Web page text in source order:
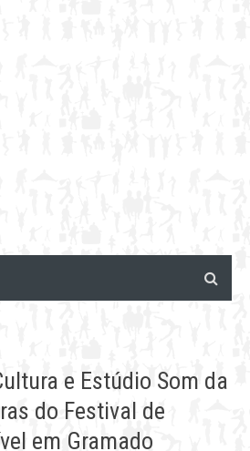
e Estúdio Som da
do Festival de
em Gramado